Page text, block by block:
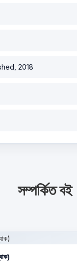
2018
সম্পর্কিত বই